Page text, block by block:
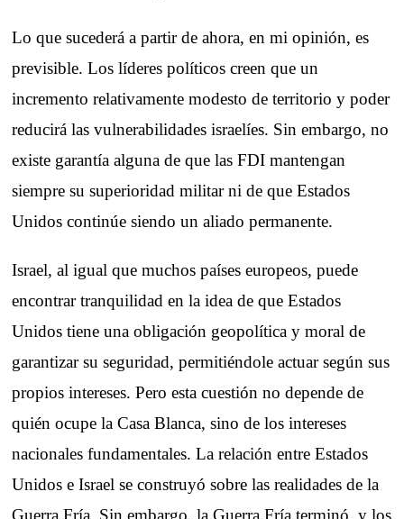
Lo que sucederá a partir de ahora, en mi opinión, es
previsible. Los líderes políticos creen que un
incremento relativamente modesto de territorio y poder
reducirá las vulnerabilidades israelíes. Sin embargo, no
existe garantía alguna de que las FDI mantengan
siempre su superioridad militar ni de que Estados
Unidos continúe siendo un aliado permanente.
Israel, al igual que muchos países europeos, puede
encontrar tranquilidad en la idea de que Estados
Unidos tiene una obligación geopolítica y moral de
garantizar su seguridad, permitiéndole actuar según sus
propios intereses. Pero esta cuestión no depende de
quién ocupe la Casa Blanca, sino de los intereses
nacionales fundamentales. La relación entre Estados
Unidos e Israel se construyó sobre las realidades de la